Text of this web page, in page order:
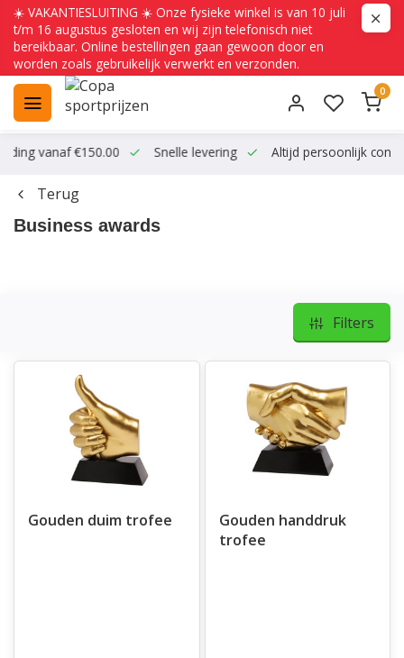
☀️ VAKANTIESLUITING ☀️ Onze fysieke winkel is van 10 juli
t/m 16 augustus gesloten en wij zijn telefonisch niet
bereikbaar. Online bestellingen gaan gewoon door en
worden zoals gebruikelijk verwerkt en verzonden.
0
vanaf €150.00 Snelle levering Altijd persoonlijk
Terug
Business awards
Filters
Gouden duim trofee
Gouden handdruk
trofee